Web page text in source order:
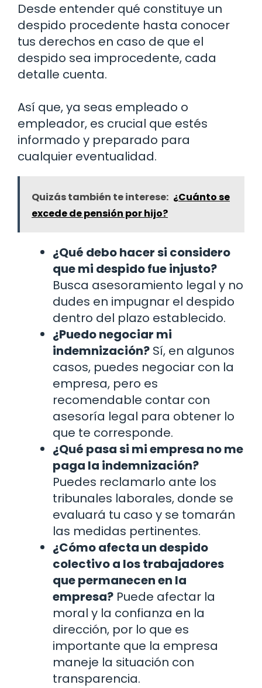
Desde entender qué constituye un
despido procedente hasta conocer
tus derechos en caso de que el
despido sea improcedente, cada
detalle cuenta.
Así que, ya seas empleado o
empleador, es crucial que estés
informado y preparado para
cualquier eventualidad.
Quizás también te interese: ¿Cuánto se
excede de pensión por hijo?
¿Qué debo hacer si considero
que mi despido fue injusto?
Busca asesoramiento legal y no
dudes en impugnar el despido
dentro del plazo establecido.
¿Puedo negociar mi
indemnización? Sí, en algunos
casos, puedes negociar con la
empresa, pero es
recomendable contar con
asesoría legal para obtener lo
que te corresponde.
¿Qué pasa si mi empresa no me
paga la indemnización?
Puedes reclamarlo ante los
tribunales laborales, donde se
evaluará tu caso y se tomarán
las medidas pertinentes.
¿Cómo afecta un despido
colectivo a los trabajadores
que permanecen en la
empresa? Puede afectar la
moral y la confianza en la
dirección, por lo que es
importante que la empresa
maneje la situación con
transparencia.